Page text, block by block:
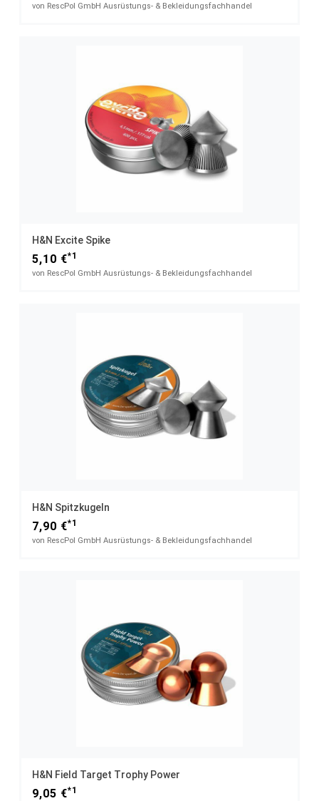
von RescPol GmbH Ausrüstungs- & Bekleidungsfachhandel
H&N Excite Spike
5,10 €*1
von RescPol GmbH Ausrüstungs- & Bekleidungsfachhandel
H&N Spitzkugeln
7,90 €*1
von RescPol GmbH Ausrüstungs- & Bekleidungsfachhandel
H&N Field Target Trophy Power
9,05 €*1